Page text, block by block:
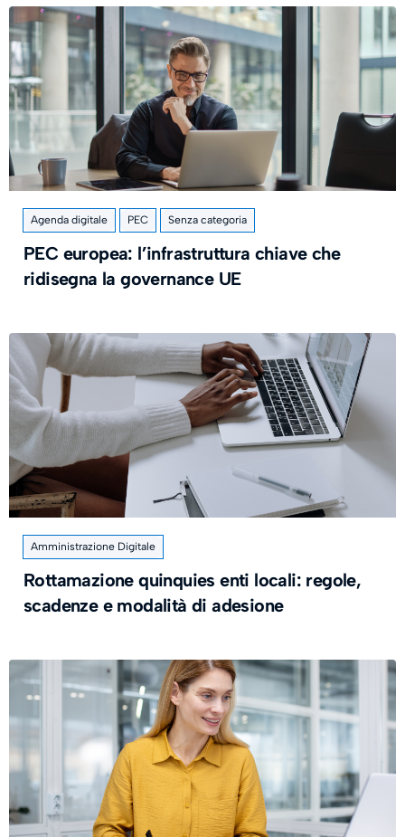
Agenda digitale PEC Senza categoria
PEC europea: l’infrastruttura chiave che
ridisegna la governance UE
Amministrazione Digitale
Rottamazione quinquies enti locali: regole,
scadenze e modalità di adesione